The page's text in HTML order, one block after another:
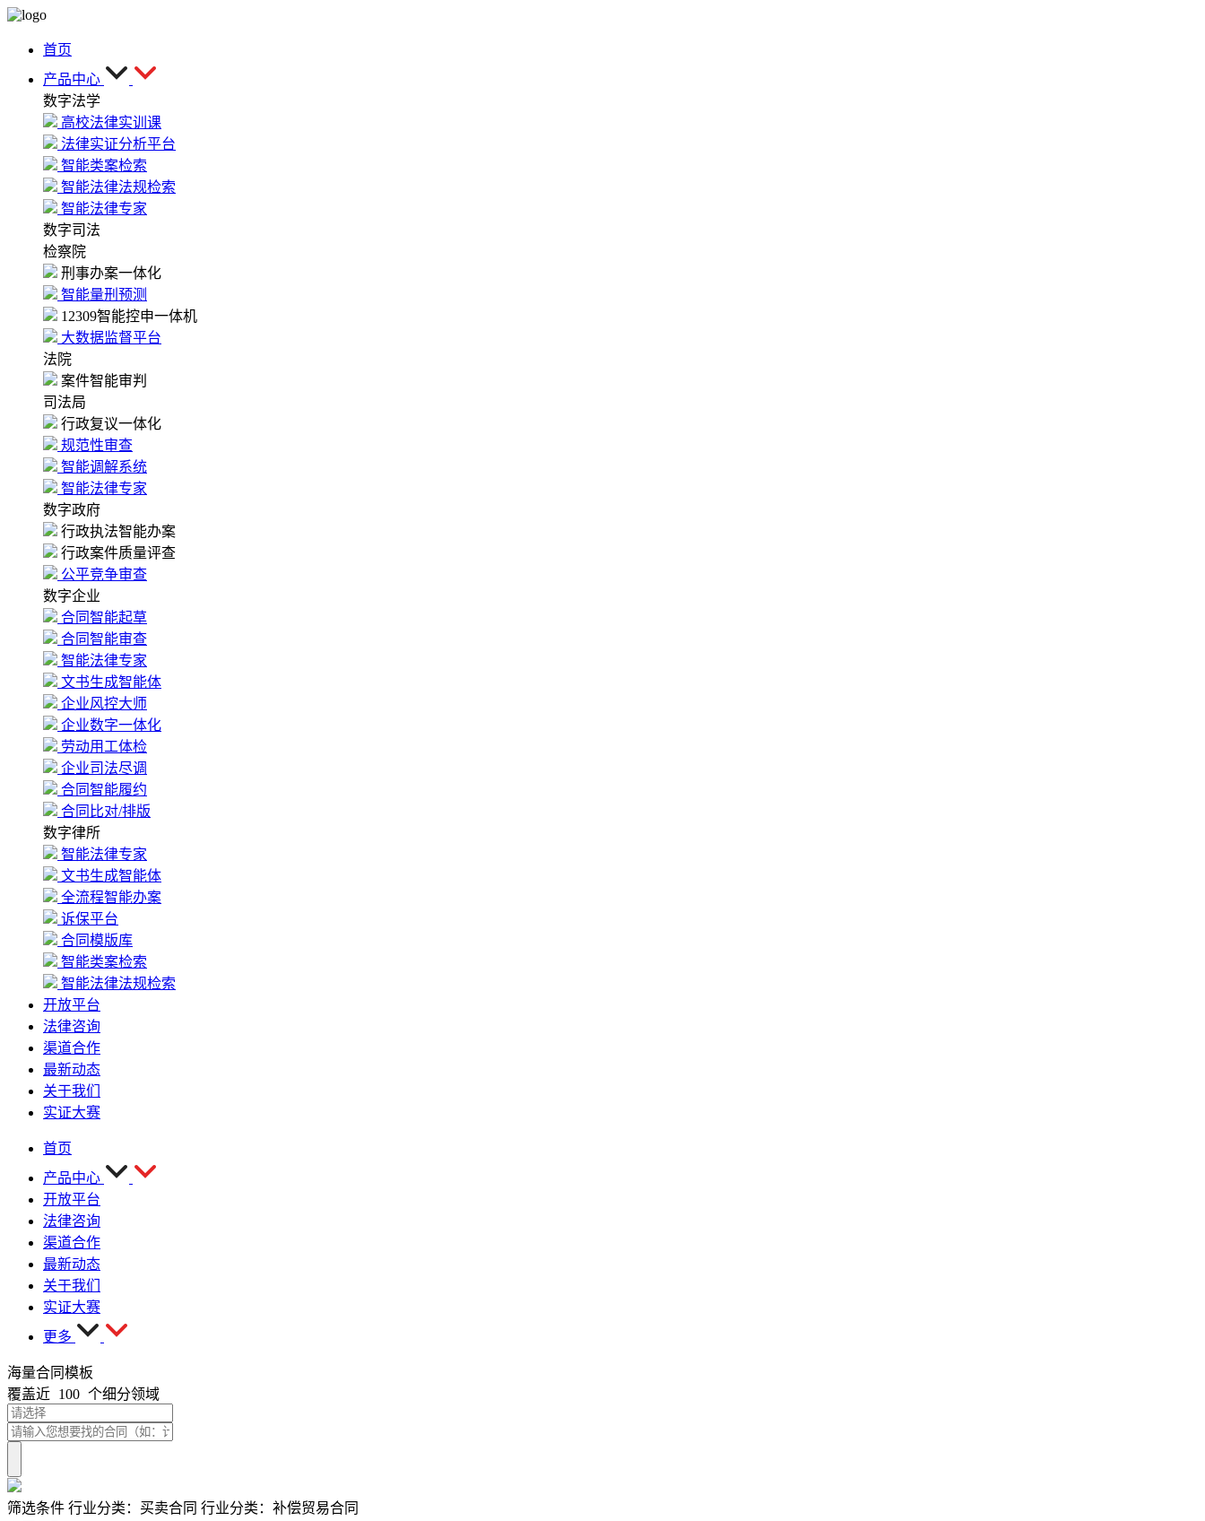
首页
产品中心
数字法学
高校法律实训课
法律实证分析平台
智能类案检索
智能法律法规检索
智能法律专家
数字司法
检察院
刑事办案一体化
智能量刑预测
12309智能控申一体机
大数据监督平台
法院
案件智能审判
司法局
行政复议一体化
规范性审查
智能调解系统
智能法律专家
数字政府
行政执法智能办案
行政案件质量评查
公平竞争审查
数字企业
合同智能起草
合同智能审查
智能法律专家
文书生成智能体
企业风控大师
企业数字一体化
劳动用工体检
企业司法尽调
合同智能履约
合同比对/排版
数字律所
智能法律专家
文书生成智能体
全流程智能办案
诉保平台
合同模版库
智能类案检索
智能法律法规检索
开放平台
法律咨询
渠道合作
最新动态
关于我们
实证大赛
首页
产品中心
开放平台
法律咨询
渠道合作
最新动态
关于我们
实证大赛
更多
海量合同模板
覆盖近 100 个细分领域
筛选条件 行业分类： 买卖合同 行业分类： 补偿贸易合同